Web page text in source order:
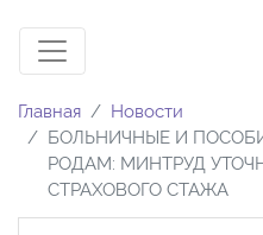
Главная
Новости
БОЛЬНИЧНЫЕ И
РОДАМ: МИНТРУД
СТРАХОВОГО СТАЖА